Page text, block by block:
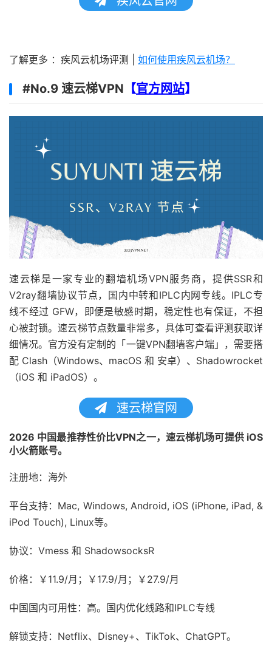
了解更多 ：疾风云机场评测 | 如何使用疾风云机场？
#No.9 速云梯VPN 【官方网站】
速云梯是一家专业的翻墙机场VPN服务商，提供SSR和
V2ray翻墙协议节点，国内中转和IPLC内网专线。IPLC专
线不经过 GFW，即便是敏感时期，稳定性也有保证，不担
心被封锁。速云梯节点数量非常多，具体可查看评测获取详
细情况。官方没有定制的「一键VPN翻墙客户端」，需要搭
配 Clash（Windows、macOS 和 安卓）、Shadowrocket
（iOS 和 iPadOS）。
速云梯官网
2026 中国最推荐性价比VPN之一，速云梯机场可提供 iOS
小火箭账号。
注册地：海外
平台支持：Mac, Windows, Android, iOS (iPhone, iPad, &
iPod Touch), Linux等。
协议：Vmess 和 ShadowsocksR
价格：￥11.9/月；￥17.9/月；￥27.9/月
中国国内可用性：高。国内优化线路和IPLC专线
解锁支持：Netflix、Disney+、TikTok、ChatGPT。